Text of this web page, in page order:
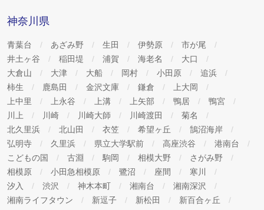
神奈川県
青葉台 あざみ野 生田 伊勢原
市が尾
井土ヶ谷
稲田堤 浦賀 海老名
大口
大倉山
大津 大船 岡村 小田原
追浜
柿生
鹿島田 金沢文庫 鎌倉
上大岡
上中里
上永谷 上溝 上矢部 鴨居
鴨宮
川上
川崎 川崎大師 川崎渡田
菊名
北久里浜
北山田 衣笠 希望ヶ丘
鵠沼海岸
弘明寺
久里浜 県立大学駅前 高座渋谷
港南台
こどもの国
古淵 駒岡 相模大野
さがみ野
相模原
小田急相模原 鷺沼 座間
寒川
汐入
渋沢 神木本町 湘南台
湘南深沢
湘南ライフタウン
新逗子 新松田
新百合ヶ丘